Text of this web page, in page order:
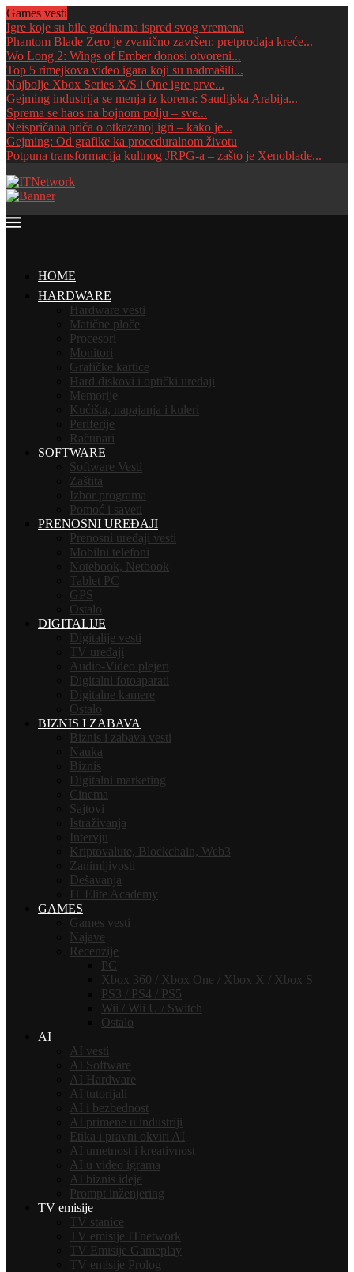
Games vesti
Igre koje su bile godinama ispred svog vremena
Phantom Blade Zero je zvanično završen: pretprodaja kreće...
Wo Long 2: Wings of Ember donosi otvoreni...
Top 5 rimejkova video igara koji su nadmašili...
Najbolje Xbox Series X/S i One igre prve...
Gejming industrija se menja iz korena: Saudijska Arabija...
Sprema se haos na bojnom polju – sve...
Neispričana priča o otkazanoj igri – kako je...
Gejming: Od grafike ka proceduralnom životu
Potpuna transformacija kultnog JRPG-a – zašto je Xenoblade...
HOME
HARDWARE
Hardware vesti
Matične ploče
Procesori
Monitori
Grafičke kartice
Hard diskovi i optički uređaji
Memorije
Kućišta, napajanja i kuleri
Periferije
Računari
SOFTWARE
Software Vesti
Zaštita
Izbor programa
Pomoć i saveti
PRENOSNI UREĐAJI
Prenosni uređaji vesti
Mobilni telefoni
Notebook, Netbook
Tablet PC
GPS
Ostalo
DIGITALIJE
Digitalije vesti
TV uređaji
Audio-Video plejeri
Digitalni fotoaparati
Digitalne kamere
Ostalo
BIZNIS I ZABAVA
Biznis i zabava vesti
Nauka
Biznis
Digitalni marketing
Cinema
Sajtovi
Istraživanja
Intervju
Kriptovalute, Blockchain, Web3
Zanimljivosti
Dešavanja
IT Elite Academy
GAMES
Games vesti
Najave
Recenzije
PC
Xbox 360 / Xbox One / Xbox X / Xbox S
PS3 / PS4 / PS5
Wii / Wii U / Switch
Ostalo
AI
AI vesti
AI Software
AI Hardware
AI tutorijali
AI i bezbednost
AI primene u industriji
Etika i pravni okviri AI
AI umetnost i kreativnost
AI u video igrama
AI biznis ideje
Prompt inženjering
TV emisije
TV stanice
TV emisije ITnetwork
TV Emisije Gameplay
TV emisije Prolog